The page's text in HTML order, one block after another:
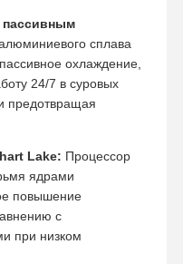
пассивным
сплава
охлаждение,
24/7 в суровых
предотвращая
Lake: Процессор
ядрами
повышение
с
при низком